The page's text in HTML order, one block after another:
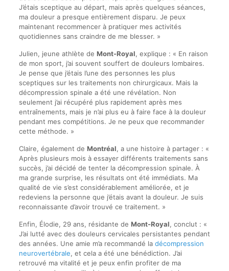
J’étais sceptique au départ, mais après quelques séances,
ma douleur a presque entièrement disparu. Je peux
maintenant recommencer à pratiquer mes activités
quotidiennes sans craindre de me blesser. »
Julien, jeune athlète de Mont-Royal, explique : « En raison
de mon sport, j’ai souvent souffert de douleurs lombaires.
Je pense que j’étais l’une des personnes les plus
sceptiques sur les traitements non chirurgicaux. Mais la
décompression spinale a été une révélation. Non
seulement j’ai récupéré plus rapidement après mes
entraînements, mais je n’ai plus eu à faire face à la douleur
pendant mes compétitions. Je ne peux que recommander
cette méthode. »
Claire, également de Montréal, a une histoire à partager : «
Après plusieurs mois à essayer différents traitements sans
succès, j’ai décidé de tenter la décompression spinale. À
ma grande surprise, les résultats ont été immédiats. Ma
qualité de vie s’est considérablement améliorée, et je
redeviens la personne que j’étais avant la douleur. Je suis
reconnaissante d’avoir trouvé ce traitement. »
Enfin, Élodie, 29 ans, résidante de Mont-Royal, conclut : «
J’ai lutté avec des douleurs cervicales persistantes pendant
des années. Une amie m’a recommandé la décompression
neurovertébrale, et cela a été une bénédiction. J’ai
retrouvé ma vitalité et je peux enfin profiter de ma